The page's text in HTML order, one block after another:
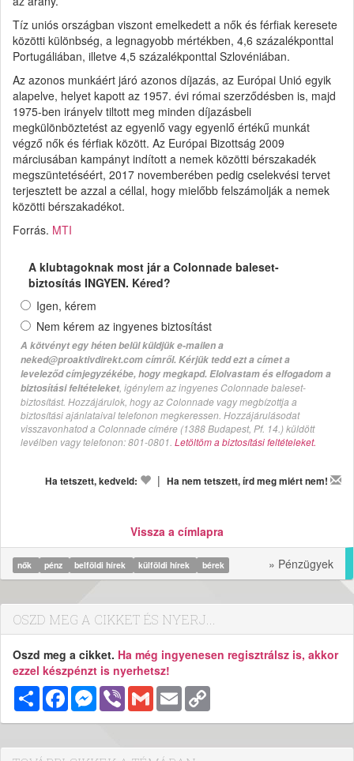
Tíz uniós országban viszont emelkedett a nők és férfiak keresete
közötti különbség, a legnagyobb mértékben, 4,6 százalékponttal
Portugáliában, illetve 4,5 százalékponttal Szlovéniában.
Az azonos munkáért járó azonos díjazás, az Európai Unió egyik
alapelve, helyet kapott az 1957. évi római szerződésben is, majd
1975-ben irányelv tiltott meg minden díjazásbeli
megkülönböztetést az egyenlő vagy egyenlő értékű munkát
végző nők és férfiak között. Az Európai Bizottság 2009
márciusában kampányt indított a nemek közötti bérszakadék
megszüntetéséért, 2017 novemberében pedig cselekvési tervet
terjesztett be azzal a céllal, hogy mielőbb felszámolják a nemek
közötti bérszakadékot.
Forrás. MTI
A klubtagoknak most jár a Colonnade baleset-
biztosítás INGYEN. Kéred?
Igen, kérem
Nem kérem az ingyenes biztosítást
A kötvényt egy héten belül küldjük e-mailen a
neked@proaktivdirekt.com címről. Kérjük tedd ezt a címet a
leveleződ címjegyzékébe, hogy megkapd. Elolvastam és elfogadom a
biztosítási feltételeket, igénylem az ingyenes Colonnade baleset-
biztosítást. Hozzájárulok, hogy az Colonnade vagy megbízottja a
biztosítási ajánlataival telefonon megkeressen. Hozzájárulásodat
visszavonhatod a Colonnade címére (1388 Budapest, Pf. 14.) küldött
levélben vagy telefonon: 801-0801. Letöltöm a biztosítási feltételeket.
Ha tetszett, kedveld: | Ha nem tetszett, írd meg miért nem!
Vissza a címlapra
nők pénz belföldi hírek külföldi hírek bérek » Pénzügyek
OSZD MEG A CIKKET ÉS NYERJ...
Oszd meg a cikket. Ha még ingyenesen regisztrálsz is, akkor
ezzel készpénzt is nyerhetsz!
MegosztásFacebookMessenger
Viber Gmail Email